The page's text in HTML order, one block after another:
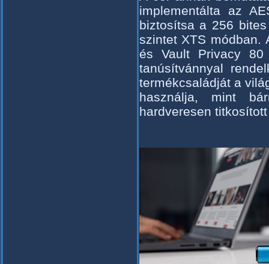
implementálta az
biztosítsa a 256
szintet XTS módban.
és Vault Privacy
tanúsítvánnyal
termékcsaládját a
használja, mint
hardveresen